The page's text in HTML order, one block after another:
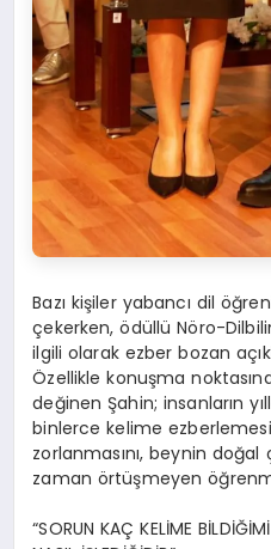
Bazı kişiler yabancı dil
çekerken, ödüllü Nöro-
ilgili olarak ezber bozan
Özellikle konuşma
değinen Şahin; insanların
binlerce kelime
zorlanmasını, beynin
zaman örtüşmeyen
“SORUN KAÇ KELİME